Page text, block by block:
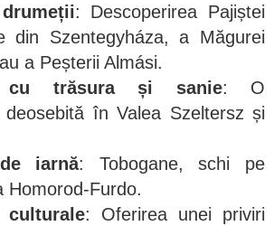
: Descoperirea Pajiștei
din Szentegyháza, a Măgurei
a Peșterii Almási.
cu trăsura și sanie: O
deosebită în Valea Szeltersz și
iarnă: Tobogane, schi pe
Homorod-Furdo.
culturale: Oferirea unei priviri